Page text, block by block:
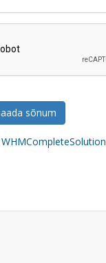
sõnum
WHMCompleteSolution